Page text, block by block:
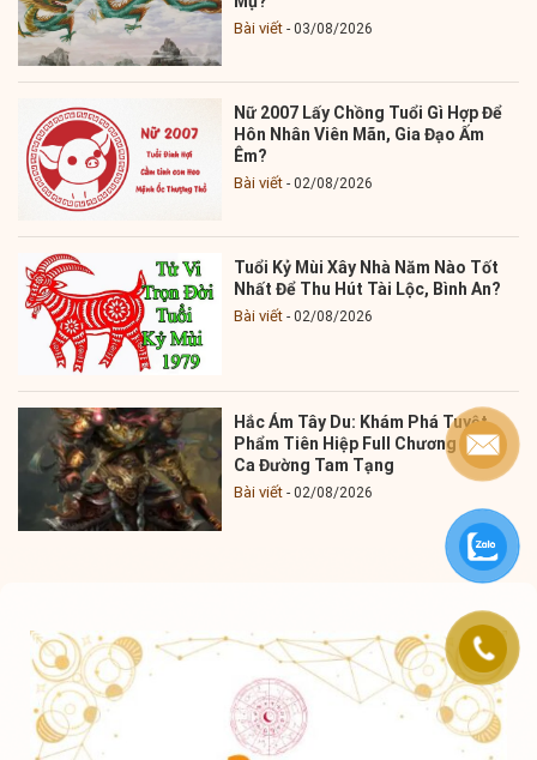
Bài viết 03/08/2026
Nữ 2007 Lấy Chồng Tuổi Gì Hợp Để
Hôn Nhân Viên Mãn, Gia Đạo Ấm
Êm?
Bài viết 02/08/2026
Tuổi Kỷ Mùi Xây Nhà Năm Nào Tốt
Nhất Để Thu Hút Tài Lộc, Bình An?
Bài viết 02/08/2026
Hắc Ám Tây Du: Khám Phá Tuyệt
Phẩm Tiên Hiệp Full Chương Từ Bi
Ca Đường Tam Tạng
Bài viết 02/08/2026